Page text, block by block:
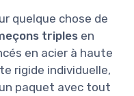
quelque chose de
triples en
en acier à haute
rigide individuelle,
paquet avec tout